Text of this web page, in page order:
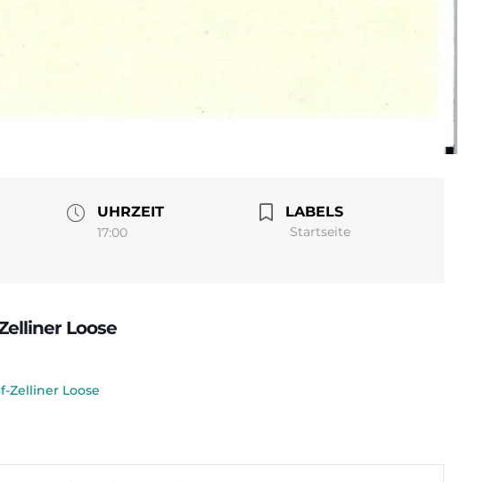
UHRZEIT
17:00
LABELS
Startseite
Loose
Zelliner Loose